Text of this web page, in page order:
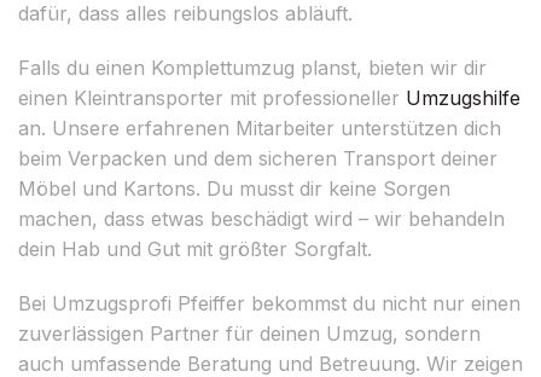
dafür, dass alles reibungslos abläuft.
Falls du einen Komplettumzug planst, bieten wir dir
einen Kleintransporter mit professioneller Umzugshilfe
an. Unsere erfahrenen Mitarbeiter unterstützen dich
beim Verpacken und dem sicheren Transport deiner
Möbel und Kartons. Du musst dir keine Sorgen
machen, dass etwas beschädigt wird – wir behandeln
dein Hab und Gut mit größter Sorgfalt.
Bei Umzugsprofi Pfeiffer bekommst du nicht nur einen
zuverlässigen Partner für deinen Umzug, sondern
auch umfassende Beratung und Betreuung. Wir zeigen